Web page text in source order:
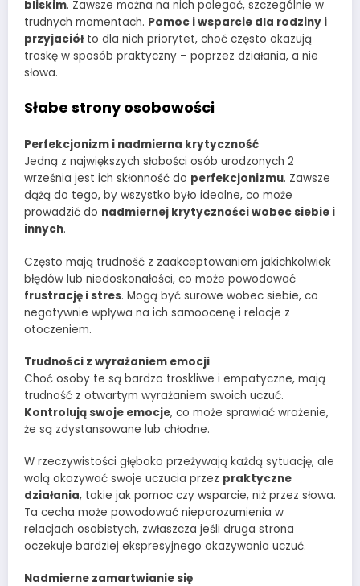
bliskim. Zawsze można na nich polegać, szczególnie w
trudnych momentach. Pomoc i wsparcie dla rodziny i
przyjaciółto dla nich priorytet, choć często okazują
troskę w sposób praktyczny – poprzez działania, a nie
słowa.
Słabe strony osobowości
Perfekcjonizm i nadmierna krytyczność
Jedną z największych słabości osób urodzonych 2
września jest ich skłonność do perfekcjonizmu. Zawsze
dążą do tego, by wszystko było idealne, co może
prowadzić do nadmiernej krytyczności wobec siebie i
innych.
Często mają trudność z zaakceptowaniem jakichkolwiek
błędów lub niedoskonałości, co może powodować
frustrację i stres. Mogą być surowe wobec siebie, co
negatywnie wpływa na ich samoocenę i relacje z
otoczeniem.
Trudności z wyrażaniem emocji
Choć osoby te są bardzo troskliwe i empatyczne, mają
trudność z otwartym wyrażaniem swoich uczuć.
Kontrolują swoje emocje, co może sprawiać wrażenie,
że są zdystansowane lub chłodne.
W rzeczywistości głęboko przeżywają każdą sytuację, ale
wolą okazywać swoje uczucia przez praktyczne
działania, takie jak pomoc czy wsparcie, niż przez słowa.
Ta cecha może powodować nieporozumienia w
relacjach osobistych, zwłaszcza jeśli druga strona
oczekuje bardziej ekspresyjnego okazywania uczuć.
Nadmierne zamartwianie się